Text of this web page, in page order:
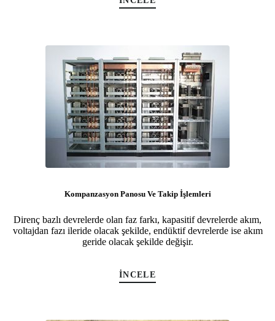
Kompanzasyon Panosu Ve Takip İşlemleri
Direnç bazlı devrelerde olan faz farkı, kapasitif devrelerde akım,
voltajdan fazı ileride olacak şekilde, endüktif devrelerde ise akım
geride olacak şekilde değişir.
İNCELE